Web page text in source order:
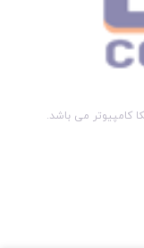
کامپیوتر می باشد.